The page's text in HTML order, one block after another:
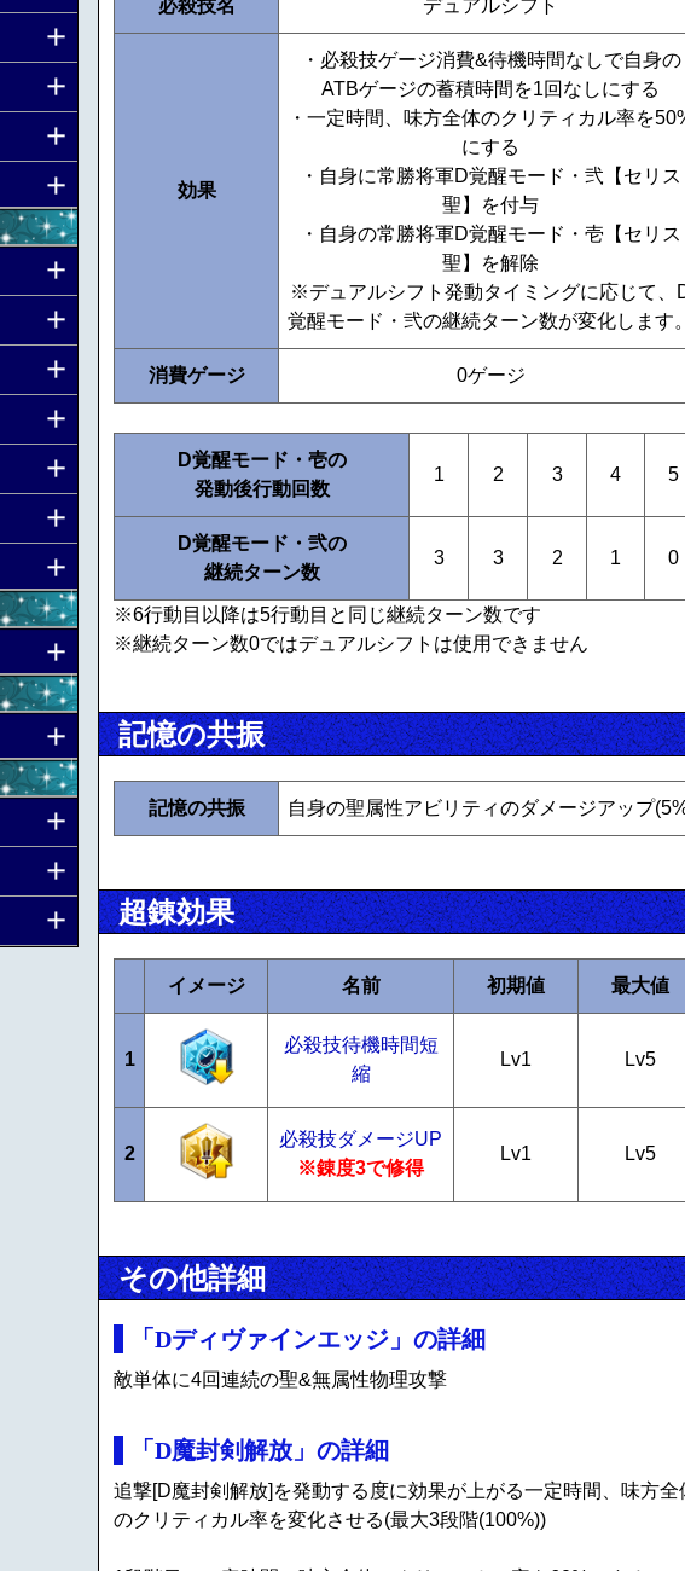
必殺技名 デュアルシフト
効果
・必殺技ゲージ消費&待機時間なしで自身の
ATBゲージの蓄積時間を1回なしにする
・一定時間、味方全体のクリティカル率を
にする
・自身に常勝将軍D覚醒モード・弐【セリス
聖】を付与
・自身の常勝将軍D覚醒モード・壱【セリス
聖】を解除
※デュアルシフト発動タイミングに応じて、
覚醒モード・弐の継続ターン数が変化します
消費ゲージ 0ゲージ
D覚醒モード・壱の
発動後行動回数
1 2 3 4 5
D覚醒モード・弐の
継続ターン数
3 3 2 1 0
※6行動目以降は5行動目と同じ継続ターン数です
※継続ターン数0ではデュアルシフトは使用できません
記憶の共振
記憶の共振 自身の聖属性アビリティのダメージアップ
超錬効果
イメージ 名前 初期値 最大値
1
必殺技待機時間短
縮
Lv1 Lv5
2
必殺技ダメージUP
※錬度3で修得
Lv1 Lv5
その他詳細
「Dディヴァインエッジ」の詳細
敵単体に4回連続の聖&無属性物理攻撃
「D魔封剣解放」の詳細
追撃[D魔封剣解放]を発動する度に効果が上がる一定時間、味方全
のクリティカル率を変化させる(最大3段階(100%))